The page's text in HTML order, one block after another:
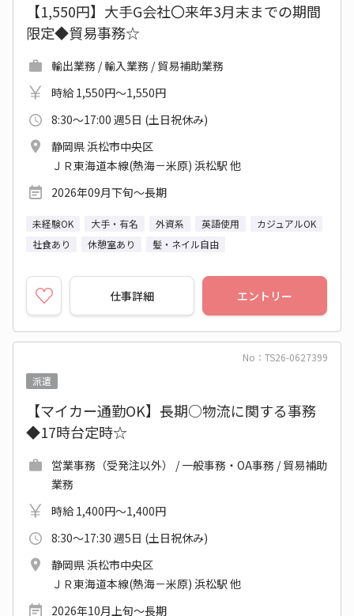
【1,550円】大手G会社〇来年3月末までの期間
限定◆貿易事務☆
輸出業務 / 輸入業務 / 貿易補助業務
時給 1,550円～1,550円
8:30～17:00 週5日 (土日祝休み)
静岡県 浜松市中央区
ＪＲ東海道本線(熱海－米原) 浜松駅 他
2026年09月下旬～長期
未経験OK 大手・有名 外資系 英語使用
カジュアルOK
社食あり
休憩室あり 髪・ネイル自由
仕事詳細 エントリー
No：TS26-0627399
派遣
【マイカー通勤OK】長期○物流に関する事務
◆17時台定時☆
営業事務（受発注以外） / 一般事務・OA事務 / 貿易補助
業務
時給 1,400円～1,400円
8:30～17:30 週5日 (土日祝休み)
静岡県 浜松市中央区
ＪＲ東海道本線(熱海－米原) 浜松駅 他
2026年10月上旬～長期